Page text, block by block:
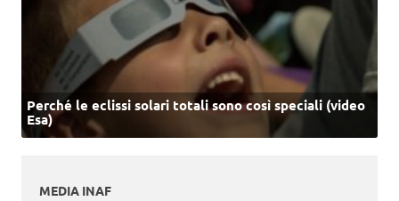
Perché le eclissi solari totali sono così speciali (video
Esa)
MEDIA INAF